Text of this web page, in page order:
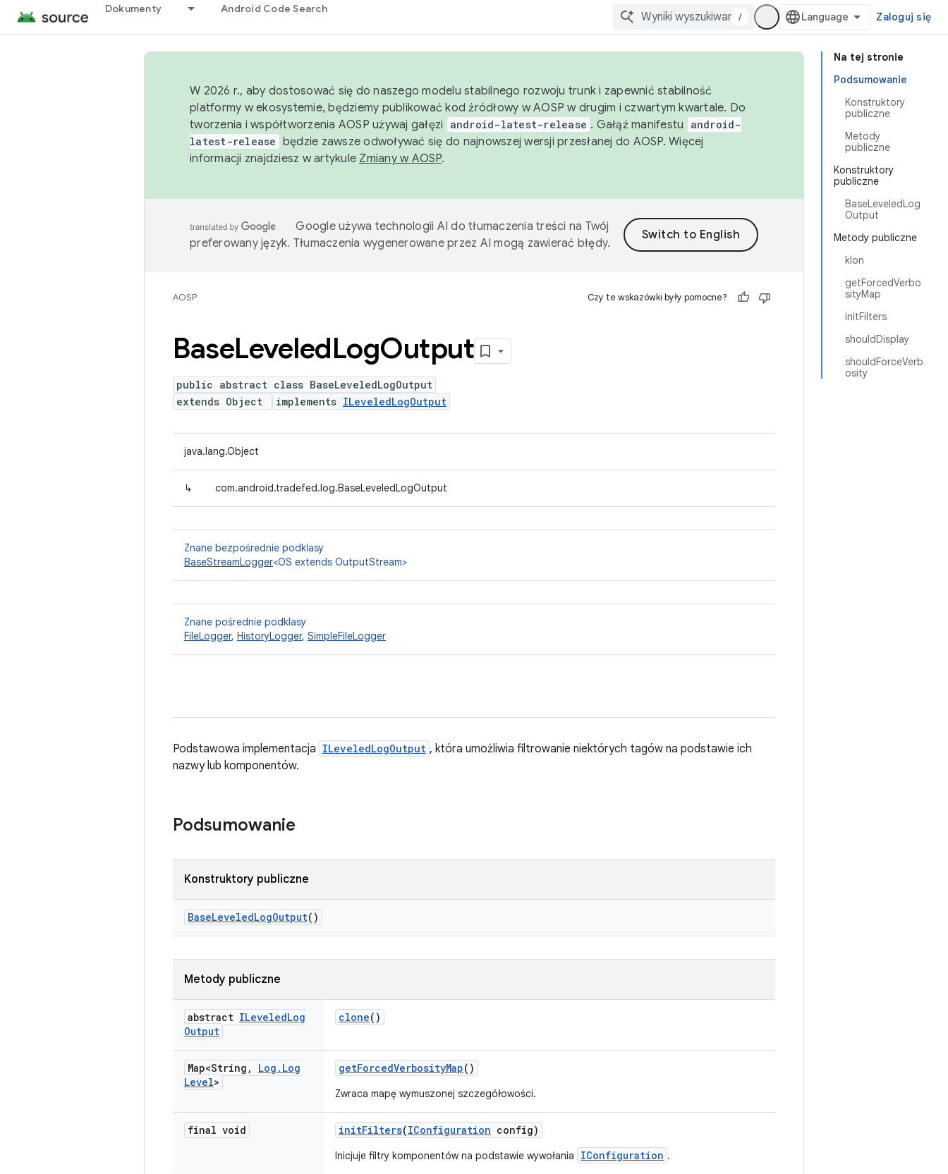
Dokumenty Android Code Search
/ Zaloguj się
Na tej stronie
Podsumowanie
Konstruktory
publiczne
Metody
publiczne
Konstruktory
publiczne
BaseLeveledLog
Output
Metody publiczne
klon
getForcedVerbo
sityMap
initFilters
shouldDisplay
shouldForceVerb
osity
W 2026 r., aby dostosować się do naszego modelu stabilnego rozwoju trunk i zapewnić stabilność
platformy w ekosystemie, będziemy publikować kod źródłowy w AOSP w drugim i czwartym kwartale. Do
tworzenia i współtworzenia AOSP używaj gałęzi
android-latest-release . Gałąź manifestu
android-
latest-release będzie zawsze odwoływać się do najnowszej wersji przesłanej do AOSP. Więcej
informacji znajdziesz w artykule Zmiany w AOSP.
Google używa technologii AI do tłumaczenia treści na Twój
preferowany język. Tłumaczenia wygenerowane przez AI mogą zawierać błędy.
AOSP Czy te wskazówki były pomocne?
BaseLeveledLogOutput
public abstract class BaseLeveledLogOutput
extends Object
implements ILeveledLogOutput
java.lang.Object
↳ com.android.tradefed.log.BaseLeveledLogOutput
Znane bezpośrednie podklasy
BaseStreamLogger<OS extends OutputStream>
Znane pośrednie podklasy
FileLogger, HistoryLogger, SimpleFileLogger
Podstawowa implementacja ILeveledLogOutput , która umożliwia filtrowanie niektórych tagów na podstawie ich
nazwy lub komponentów.
Podsumowanie
Konstruktory publiczne
BaseLeveledLogOutput()
Metody publiczne
abstract ILeveledLog
Output
clone()
Map<String , Log . Log
Level>
getForcedVerbosityMap()
Zwraca mapę wymuszonej szczegółowości.
final void initFilters(IConfiguration config)
Inicjuje filtry komponentów na podstawie wywołania IConfiguration .